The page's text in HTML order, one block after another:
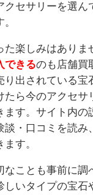
クセサリーを選ん
楽しみはありま
できるのも店舗買
り出されている宝
たら今のアクセサ
ます。サイト内の
談・口コミを読み
す。
なことも事前に調
いタイプの宝石